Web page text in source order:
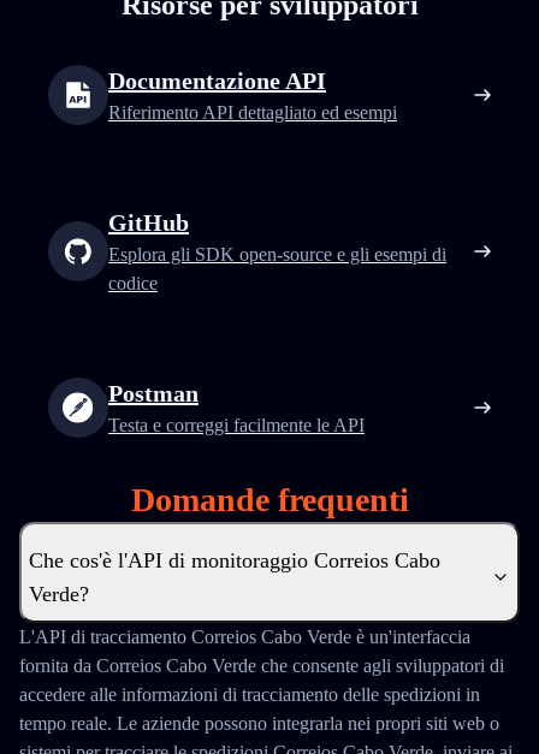
Documentazione API
Riferimento API dettagliato ed esempi
GitHub
Esplora gli SDK open-source e gli esempi di
codice
Postman
Testa e correggi facilmente le API
Domande frequenti
Che cos'è l'API di monitoraggio Correios Cabo
Verde?
L'API di tracciamento Correios Cabo Verde è un'interfaccia
fornita da Correios Cabo Verde che consente agli sviluppatori di
accedere alle informazioni di tracciamento delle spedizioni in
tempo reale. Le aziende possono integrarla nei propri siti web o